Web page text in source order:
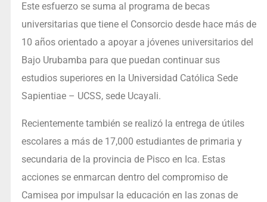
Este esfuerzo se suma al programa de becas
universitarias que tiene el Consorcio desde hace más de
10 años orientado a apoyar a jóvenes universitarios del
Bajo Urubamba para que puedan continuar sus
estudios superiores en la Universidad Católica Sede
Sapientiae – UCSS, sede Ucayali.
Recientemente también se realizó la entrega de útiles
escolares a más de 17,000 estudiantes de primaria y
secundaria de la provincia de Pisco en Ica. Estas
acciones se enmarcan dentro del compromiso de
Camisea por impulsar la educación en las zonas de